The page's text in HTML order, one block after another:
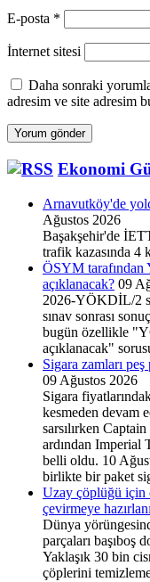
E-posta *
İnternet sitesi
Daha sonraki
adresim ve site adresim
Ekonomi
Arnavutköy'de
Ağustos 2026
Başakşehir'de
trafik kazasında 4
ÖSYM tarafından
açıklanacak? 09
2026-YÖKDİL/2
sınav sonrası
bugün özellikle
açıklanacak"
Sigara zamları
09 Ağustos 2026
Sigara
kesmeden devam
sarsılırken
ardından Imperial
belli oldu. 10
birlikte bir paket
Uzay çöplüğü için
çevirmeye
Dünya
parçaları başıboş
Yaklaşık 30 bin
çöplerini